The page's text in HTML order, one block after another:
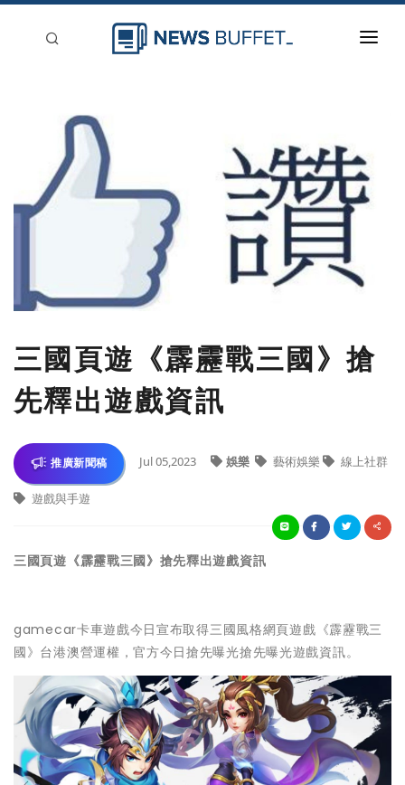
新聞稿分類
登入
三國頁遊《霹靂戰三國》搶
先釋出遊戲資訊
推廣新聞稿 Jul 05,2023 娛樂 藝術娛樂 線上社群
遊戲與手遊
三國頁遊《霹靂戰三國》搶先釋出遊戲資訊
gamecar卡車遊戲今日宣布取得三國風格網頁遊戲《霹靂戰三
國》台港澳營運權，官方今日搶先曝光搶先曝光遊戲資訊。